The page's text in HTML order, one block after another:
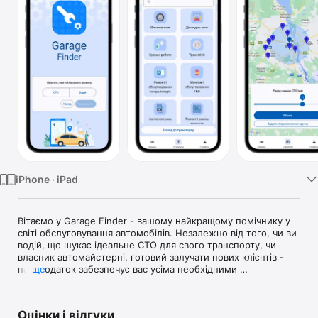
TV
iPhone · iPad
Вітаємо у Garage Finder - вашому найкращому помічнику у
світі обслуговування автомобілів. Незалежно від того, чи ви
водій, що шукає ідеальне СТО для свого транспорту, чи
власник автомайстерні, готовий залучати нових клієнтів -
наш додаток забезпечує вас усіма необхідними
ще
Оцінки і відгуки